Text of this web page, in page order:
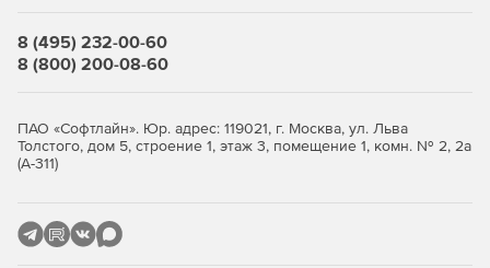
Окно «Локальная смета»
Переключение метода расчета: базисно-индексный,
Задание и редактирование формул расчета объема и
стоимости.
8 (495) 232-00-60
8 (800) 200-08-60
ПАО «Софтлайн». Юр. адрес: 119021, г. Москва, ул. Льва
Толстого, дом 5, строение 1, этаж 3, помещение 1, комн. № 2, 2а
(А-311)